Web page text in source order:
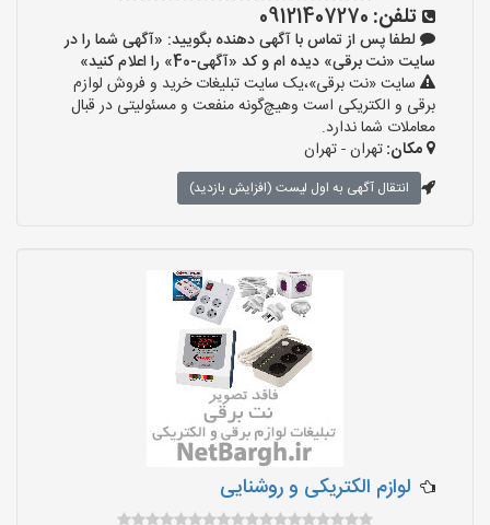
تلفن: 09121407270
لطفا پس از تماس با آگهی دهنده بگویید: «آگهی شما را در
سایت «نت برقی» دیده ام و کد «آگهی-40» را اعلام کنید»
سایت «نت برقی»،یک سایت تبلیغات خرید و فروش لوازم
برقی و الکتریکی است وهیچ‌گونه منفعت و مسئولیتی در قبال
معاملات شما ندارد.
مکان:تهران - تهران
انتقال آگهی به اول لیست (افزایش بازدید)
لوازم الکتریکی و روشنایی